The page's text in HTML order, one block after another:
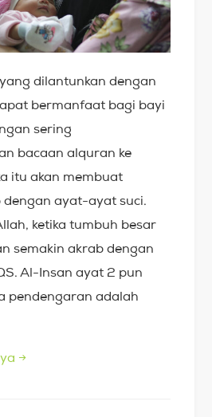
dilantunkan dengan
bermanfaat bagi bayi
sering
bacaan alquran ke
itu akan membuat
ayat-ayat suci.
ketika tumbuh besar
semakin akrab dengan
Al-Insan ayat 2 pun
pendengaran adalah
→